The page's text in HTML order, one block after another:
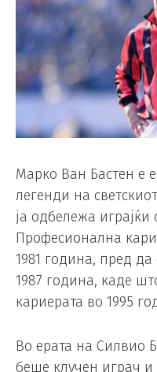
Марко Ван Бастен е
легенди на
ја одбележа играјќи
Професионална
1981 година, пред
1987 година, каде
кариерата во 1995
Во ерата на Силвио
беше клучен играч и